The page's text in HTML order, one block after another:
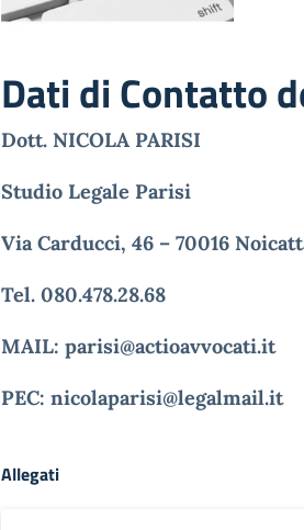
Dati di Contatto
Dott. NICOLA PARISI
Studio Legale Parisi
Via Carducci, 46 – 70016
Tel. 080.478.28.68
MAIL: parisi@actioavvocati.it
PEC: nicolaparisi@legalmail.it
Allegati